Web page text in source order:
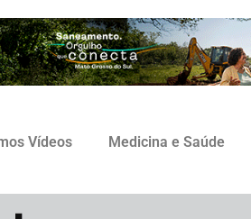
Vídeos Medicina e Saúde